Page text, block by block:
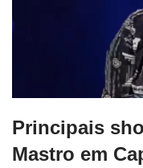
Principais
Mastro em